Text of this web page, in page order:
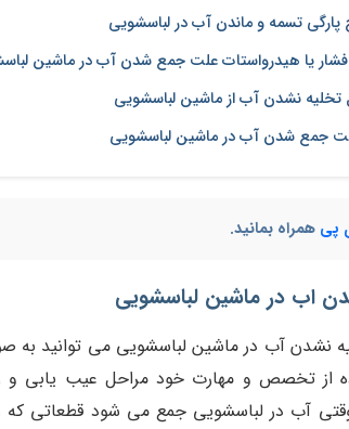
پارگی تسمه و ماندن آب در لباسشویی
یا هیدرواستات علت جمع شدن آب در ماشین
تخلیه نشدن آب از ماشین لباسشویی
جمع شدن آب در ماشین لباسشویی
پی همراه بمانید.
علت تخلیه نشدن آب در ماشین لباسشویی می
از تخصص و مهارت خود مراحل عیب یابی
آب در لباسشویی جمع می شود قطعاتی که